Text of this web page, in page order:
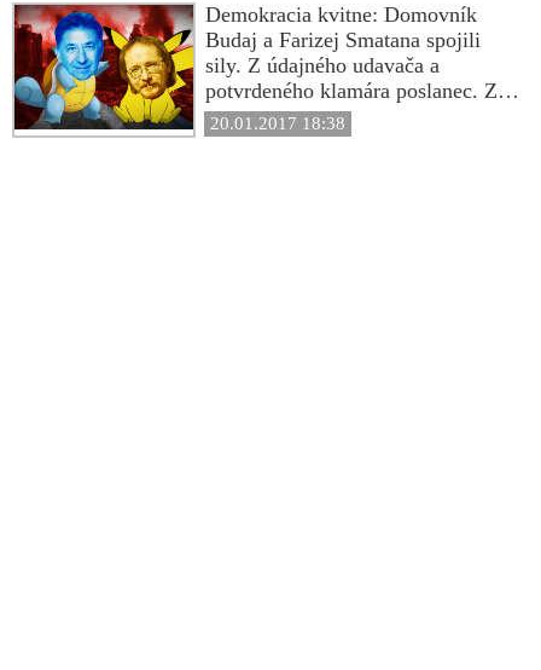
Demokracia kvitne: Domovník
Budaj a Farizej Smatana spojili
sily. Z údajného udavača a
potvrdeného klamára poslanec. Z
údajného pedofila a potvrdeného
udavača poslancov asistent
20.01.2017 18:38